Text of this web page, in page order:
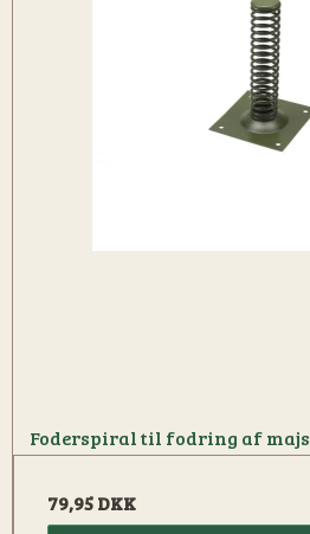
Foderspiral til fodring af majs
79,95 DKK